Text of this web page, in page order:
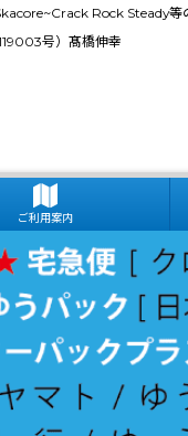
Rock Steady等
号）髙橋伸幸
ご利用案内